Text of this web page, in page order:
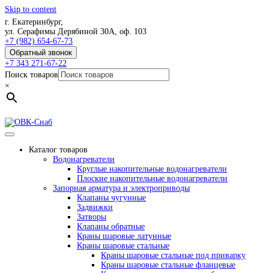
Skip to content
г. Екатеринбург,
ул. Серафимы Дерябиной 30А, оф. 103
+7 (982) 654-67-73
Обратный звонок
+7 343 271-67-22
Поиск товаров
×
Каталог товаров
Водонагреватели
Круглые накопительные водонагреватели
Плоские накопительные водонагреватели
Запорная арматура и электроприводы
Клапаны чугунные
Задвижки
Затворы
Клапаны обратные
Краны шаровые латунные
Краны шаровые стальные
Краны шаровые стальные под приварку
Краны шаровые стальные фланцевые